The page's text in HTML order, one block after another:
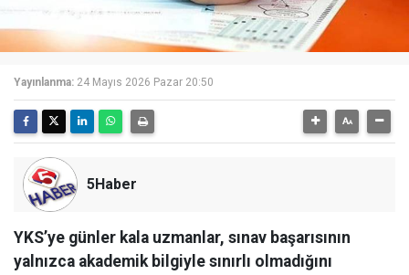
Yayınlanma: 24 Mayıs 2026 Pazar 20:50
5Haber
YKS’ye günler kala uzmanlar, sınav başarısının
yalnızca akademik bilgiyle sınırlı olmadığını